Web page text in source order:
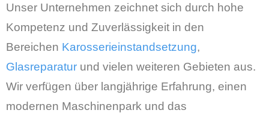
Unser Unternehmen zeichnet sich durch hohe
Kompetenz und Zuverlässigkeit in den
Bereichen Karosserieinstandsetzung,
Glasreparatur und vielen weiteren Gebieten aus.
Wir verfügen über langjährige Erfahrung, einen
modernen Maschinenpark und das